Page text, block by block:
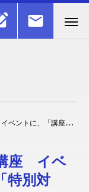
別対談」「プレ講義」を掲載しました。
座 イベ
特別対